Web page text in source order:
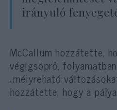
irányuló
McCallum hozzátette,
végigsöprő,
„mélyreható
hozzátette, hogy a